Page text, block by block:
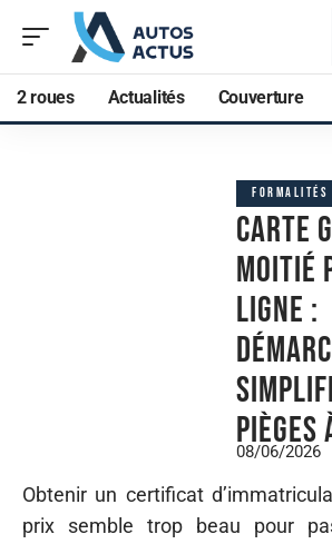
2 roues Actualités Couverture
FORMALITÉS
Carte
moitié
ligne :
08/06/2026
Obtenir un certificat
prix semble trop beau pour